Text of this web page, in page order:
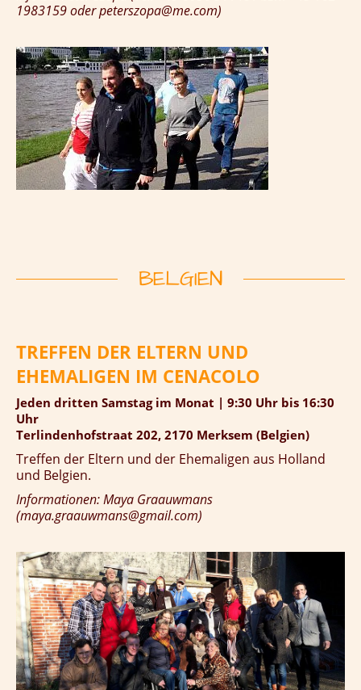
1983159 oder peterszopa@me.com)
BELGIEN
TREFFEN DER ELTERN UND
EHEMALIGEN IM CENACOLO
Jeden dritten Samstag im Monat | 9:30 Uhr bis 16:30
Uhr
Terlindenhofstraat 202, 2170 Merksem (Belgien)
Treffen der Eltern und der Ehemaligen aus Holland
und Belgien.
Informationen: Maya Graauwmans
(maya.graauwmans@gmail.com)